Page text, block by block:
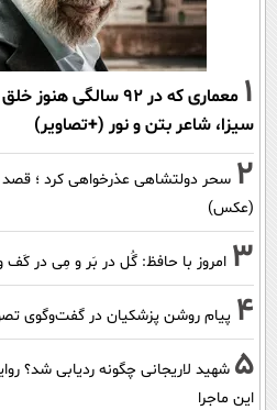
1
معماری که در 92 سالگی
سیزا، شاعر بتن و نور (+تصاویر)
2 سحر دولتشاهی عذرخواهی کرد ؛ قصد
(عکس)
3 امروز با حافظ: گُل در بَر و مِی در
4 پیام روشن پزشکیان در گفت‌و‌گوی
5 شهید لاریجانی چگونه ردیابی شد؟
این ماجرا